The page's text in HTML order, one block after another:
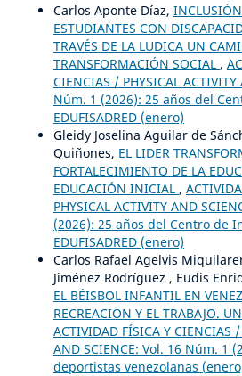
Carlos Aponte Díaz,
ESTUDIANTES CON
TRAVÉS DE LA LUDICA UN
TRANSFORMACIÓN SOCIAL ,
CIENCIAS / PHYSICAL
Núm. 1 (2026): 25 años del
EDUFISADRED (enero)
Gleidy Joselina Aguilar de
Quiñones, EL LIDER
FORTALECIMIENTO DE LA
EDUCACIÓN INICIAL ,
PHYSICAL ACTIVITY AND
(2026): 25 años del Centro de
EDUFISADRED (enero)
Carlos Rafael Agelvis
Jiménez Rodríguez , Eudis
EL BÉISBOL INFANTIL EN
RECREACIÓN Y EL TRABAJO.
ACTIVIDAD FÍSICA Y CIENCIAS
AND SCIENCE: Vol. 16 Núm. 1
deportistas venezolanas